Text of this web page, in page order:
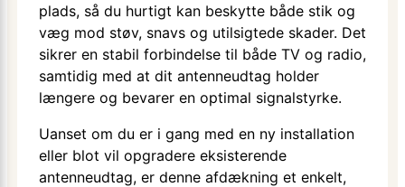
plads, så du hurtigt kan beskytte både stik og
væg mod støv, snavs og utilsigtede skader. Det
sikrer en stabil forbindelse til både TV og radio,
samtidig med at dit antenneudtag holder
længere og bevarer en optimal signalstyrke.
Uanset om du er i gang med en ny installation
eller blot vil opgradere eksisterende
antenneudtag, er denne afdækning et enkelt,